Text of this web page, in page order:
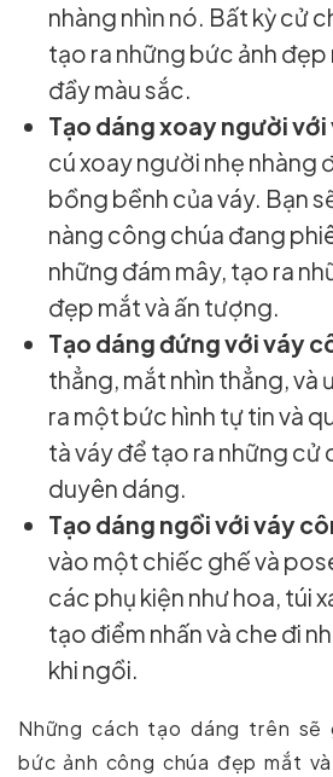
nhàng nhìn nó. Bất kỳ cử
tạo ra những bức ảnh
đầy màu sắc.
Tạo dáng xoay người với
cú xoay người nhẹ nhàng
bồng bềnh của váy. Bạn
nàng công chúa đang
những đám mây, tạo ra
đẹp mắt và ấn tượng.
Tạo dáng đứng với váy
thẳng, mắt nhìn thẳng, và
ra một bức hình tự tin và
tà váy để tạo ra những cử
duyên dáng.
Tạo dáng ngồi với váy
vào một chiếc ghế và
các phụ kiện như hoa, túi
tạo điểm nhấn và che đi
khi ngồi.
Những cách tạo dáng trên sẽ
bức ảnh công chúa đẹp mắt